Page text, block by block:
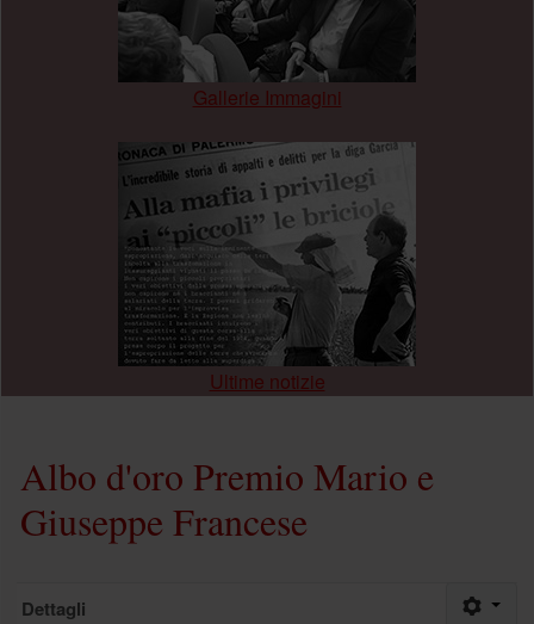
Gallerie Immagini
Ultime notizie
Albo d'oro Premio Mario e
Giuseppe Francese
Dettagli